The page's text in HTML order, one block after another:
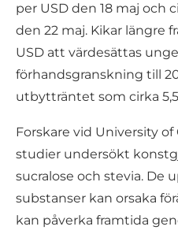
per USD den 18 maj och
den 22 maj. Kikar längre
USD att värdesättas
förhandsgranskning till
utbytträntet som cirka
Forskare vid University
studier undersökt
sucralose och stevia. De
substanser kan orsaka
kan påverka framtida